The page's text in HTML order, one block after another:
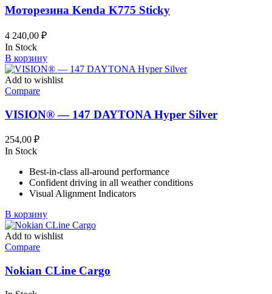
Моторезина Kenda K775 Sticky
4 240,00 ₽
In Stock
В корзину
Add to wishlist
Compare
VISION® — 147 DAYTONA Hyper Silver
254,00 ₽
In Stock
Best-in-class all-around performance
Confident driving in all weather conditions
Visual Alignment Indicators
В корзину
Add to wishlist
Compare
Nokian CLine Cargo